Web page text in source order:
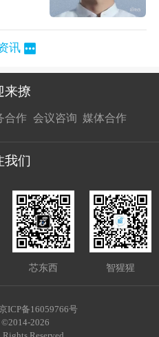
讯
来撩
合作
聊
会议咨询 媒体合作
接开聊
我们
芯东西 智猩猩
ICP备16059766号
2026